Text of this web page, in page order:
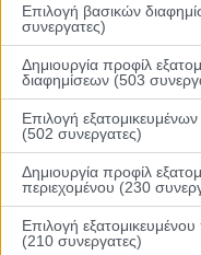
Επιλογή βασικών
συνεργατες)
Δημιουργία προφίλ
διαφημίσεων (503
Επιλογή
(502 συνεργατες)
Δημιουργία προφίλ
περιεχομένου (230
Επιλογή εξατομικευμένου
(210 συνεργατες)